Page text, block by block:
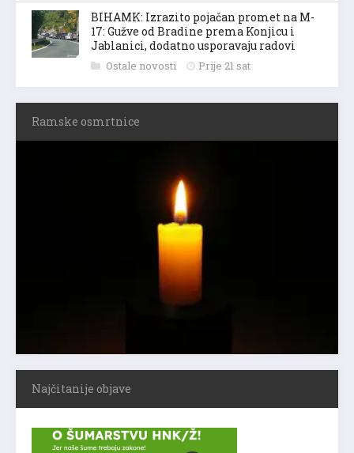
BIHAMK: Izrazito pojačan promet na M-
17: Gužve od Bradine prema Konjicu i
Jablanici, dodatno usporavaju radovi
Ostale novosti Prije 21 sat
Ramske osmrtnice
Najčitanije objave